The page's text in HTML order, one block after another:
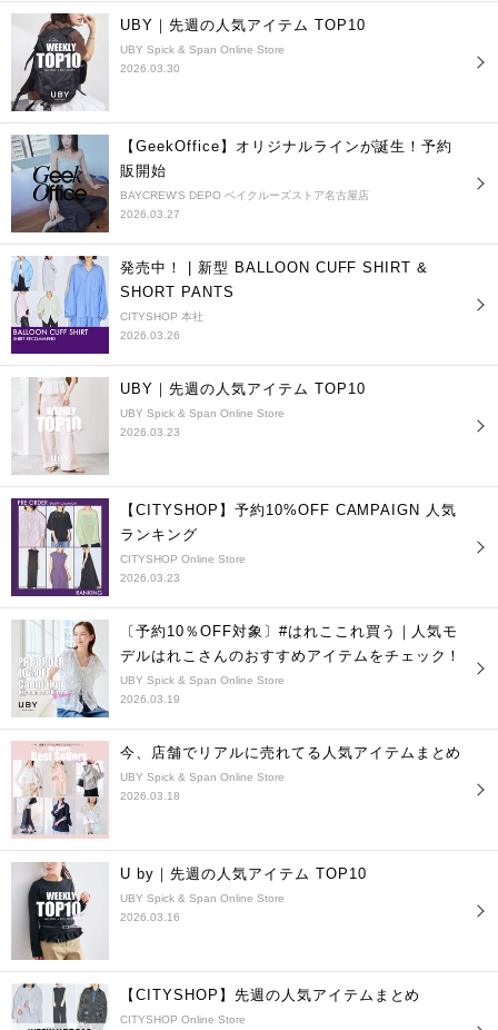
UBY｜先週の人気アイテム TOP10
UBY Spick & Span Online Store
2026.03.30
【GeekOffice】オリジナルラインが誕生！予約
販開始
BAYCREW'S DEPO ベイクルーズストア名古屋店
2026.03.27
発売中！ | 新型 BALLOON CUFF SHIRT &
SHORT PANTS
CITYSHOP 本社
2026.03.26
UBY｜先週の人気アイテム TOP10
UBY Spick & Span Online Store
2026.03.23
【CITYSHOP】予約10%OFF CAMPAIGN 人気
ランキング
CITYSHOP Online Store
2026.03.23
〔予約10％OFF対象〕#はれここれ買う｜人気モ
デルはれこさんのおすすめアイテムをチェック！
UBY Spick & Span Online Store
2026.03.19
今、店舗でリアルに売れてる人気アイテムまとめ
UBY Spick & Span Online Store
2026.03.18
U by｜先週の人気アイテム TOP10
UBY Spick & Span Online Store
2026.03.16
【CITYSHOP】先週の人気アイテムまとめ
CITYSHOP Online Store